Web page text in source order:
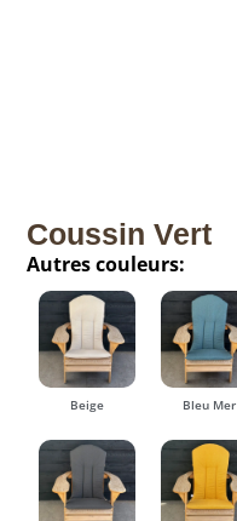
Coussin Vert
Autres couleurs:
Beige Bleu Mer